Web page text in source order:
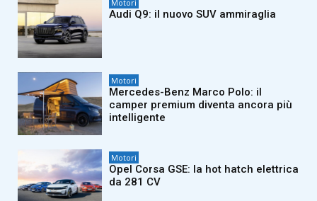
Motori
Audi Q9: il nuovo SUV ammiraglia
Motori
Mercedes-Benz Marco Polo: il
camper premium diventa ancora più
intelligente
Motori
Opel Corsa GSE: la hot hatch elettrica
da 281 CV